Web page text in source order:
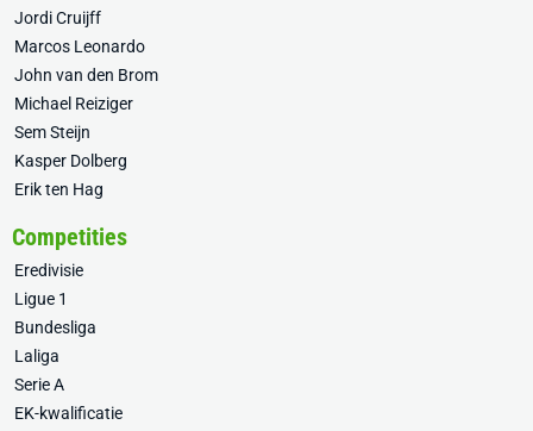
Jordi Cruijff
Marcos Leonardo
John van den Brom
Michael Reiziger
Sem Steijn
Kasper Dolberg
Erik ten Hag
Competities
Eredivisie
Ligue 1
Bundesliga
Laliga
Serie A
EK-kwalificatie